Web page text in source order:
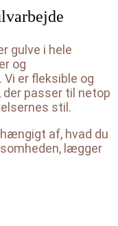
gulve i hele
og
Vi er fleksible og
passer til netop
stil.
af, hvad du
lægger